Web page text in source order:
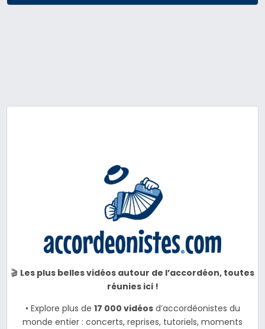
🎬 Les plus belles vidéos autour de l’accordéon, toutes
réunies ici !
• Explore plus de 17 000 vidéosd’accordéonistes du
monde entier : concerts, reprises, tutoriels, moments